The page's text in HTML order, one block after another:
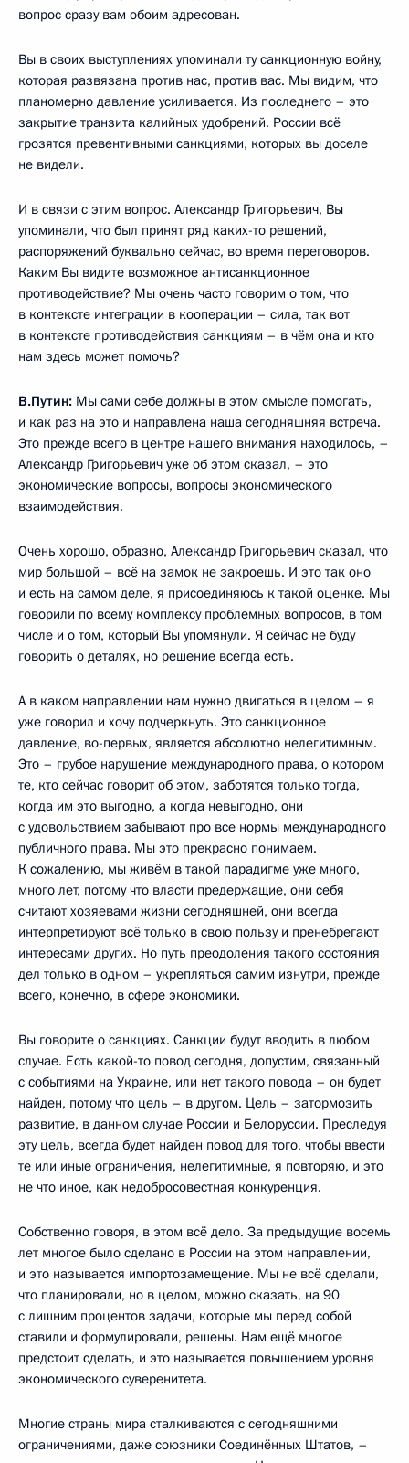
вопрос сразу вам обоим адресован.
Вы в своих выступлениях упоминали ту санкционную войну,
которая развязана против нас, против вас. Мы видим, что
планомерно давление усиливается. Из последнего – это
закрытие транзита калийных удобрений. России всё
грозятся превентивными санкциями, которых вы доселе
не видели.
И в связи с этим вопрос. Александр Григорьевич, Вы
упоминали, что был принят ряд каких-то решений,
распоряжений буквально сейчас, во время переговоров.
Каким Вы видите возможное антисанкционное
противодействие? Мы очень часто говорим о том, что
в контексте интеграции в кооперации – сила, так вот
в контексте противодействия санкциям – в чём она и кто
нам здесь может помочь?
В.Путин: Мы сами себе должны в этом смысле помогать,
и как раз на это и направлена наша сегодняшняя встреча.
Это прежде всего в центре нашего внимания находилось, –
Александр Григорьевич уже об этом сказал, – это
экономические вопросы, вопросы экономического
взаимодействия.
Очень хорошо, образно, Александр Григорьевич сказал, что
мир большой – всё на замок не закроешь. И это так оно
и есть на самом деле, я присоединяюсь к такой оценке. Мы
говорили по всему комплексу проблемных вопросов, в том
числе и о том, который Вы упомянули. Я сейчас не буду
говорить о деталях, но решение всегда есть.
А в каком направлении нам нужно двигаться в целом – я
уже говорил и хочу подчеркнуть. Это санкционное
давление, во-первых, является абсолютно нелегитимным.
Это – грубое нарушение международного права, о котором
те, кто сейчас говорит об этом, заботятся только тогда,
когда им это выгодно, а когда невыгодно, они
с удовольствием забывают про все нормы международного
публичного права. Мы это прекрасно понимаем.
К сожалению, мы живём в такой парадигме уже много,
много лет, потому что власти предержащие, они себя
считают хозяевами жизни сегодняшней, они всегда
интерпретируют всё только в свою пользу и пренебрегают
интересами других. Но путь преодоления такого состояния
дел только в одном – укрепляться самим изнутри, прежде
всего, конечно, в сфере экономики.
Вы говорите о санкциях. Санкции будут вводить в любом
случае. Есть какой-то повод сегодня, допустим, связанный
с событиями на Украине, или нет такого повода – он будет
найден, потому что цель – в другом. Цель – затормозить
развитие, в данном случае России и Белоруссии. Преследуя
эту цель, всегда будет найден повод для того, чтобы ввести
те или иные ограничения, нелегитимные, я повторяю, и это
не что иное, как недобросовестная конкуренция.
Собственно говоря, в этом всё дело. За предыдущие восемь
лет многое было сделано в России на этом направлении,
и это называется импортозамещение. Мы не всё сделали,
что планировали, но в целом, можно сказать, на 90
с лишним процентов задачи, которые мы перед собой
ставили и формулировали, решены. Нам ещё многое
предстоит сделать, и это называется повышением уровня
экономического суверенитета.
Многие страны мира сталкиваются с сегодняшними
ограничениями, даже союзники Соединённых Штатов, –